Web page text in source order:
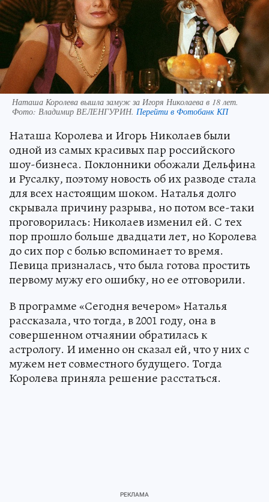
Наташа Королева вышла замуж за Игоря Николаева в 18 лет.
Фото: Владимир ВЕЛЕНГУРИН. Перейти в Фотобанк КП
Наташа Королева и Игорь Николаев были
одной из самых красивых пар российского
шоу-бизнеса. Поклонники обожали Дельфина
и Русалку, поэтому новость об их разводе стала
для всех настоящим шоком. Наталья долго
скрывала причину разрыва, но потом все-таки
проговорилась: Николаев изменил ей. С тех
пор прошло больше двадцати лет, но Королева
до сих пор с болью вспоминает то время.
Певица призналась, что была готова простить
первому мужу его ошибку, но ее отговорили.
В программе «Сегодня вечером» Наталья
рассказала, что тогда, в 2001 году, она в
совершенном отчаянии обратилась к
астрологу. И именно он сказал ей, что у них с
мужем нет совместного будущего. Тогда
Королева приняла решение расстаться.